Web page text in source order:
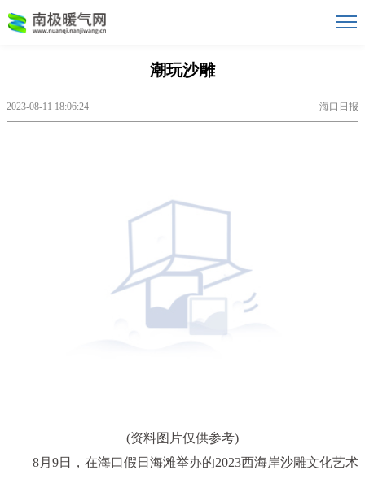
潮玩沙雕
2023-08-11 18:06:24 海口日报
(资料图片仅供参考)
8月9日，在海口假日海滩举办的2023西海岸沙雕文化艺术